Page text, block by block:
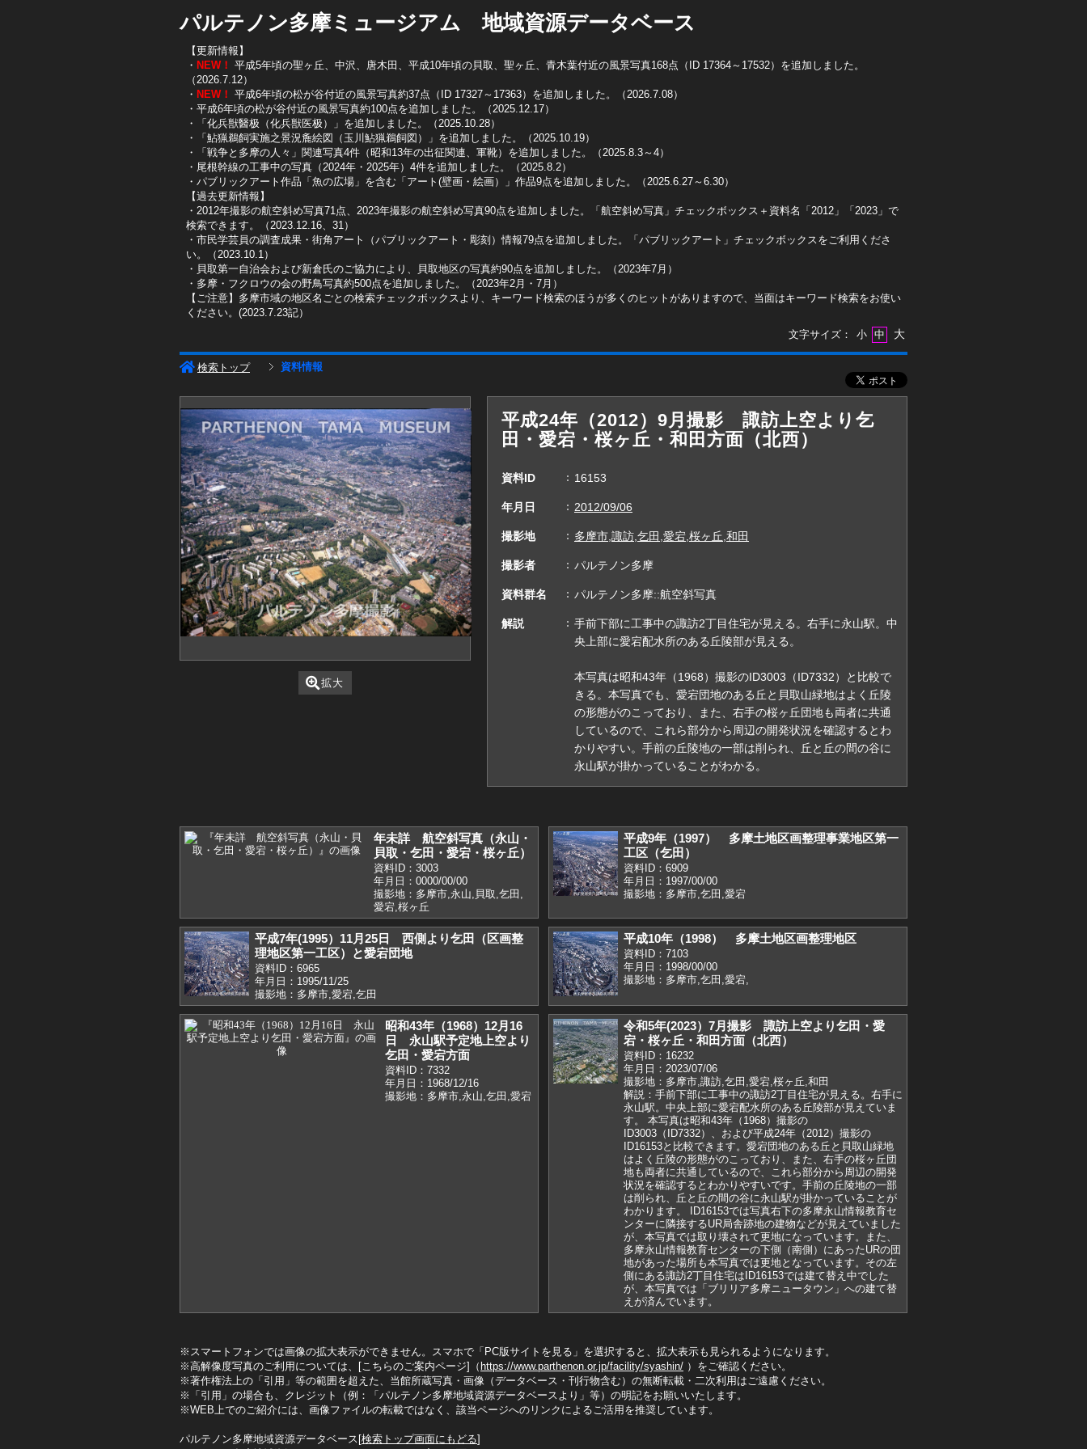
パルテノン多摩ミュージアム 地域資源データベース
【更新情報】
・ NEW！ 平成5年頃の聖ヶ丘、中沢、唐木田、平成10年頃の貝取、聖ヶ丘、青木葉付近の風景写真168点（ID 17364～17532）を追加しました。
（2026.7.12）
・ NEW！ 平成6年頃の松が谷付近の風景写真約37点（ID 17327～17363）を追加しました。（2026.7.08）
・平成6年頃の松が谷付近の風景写真約100点を追加しました。（2025.12.17）
・「化兵獣醫极（化兵獣医极）」を追加しました。（2025.10.28）
・「鮎猟鵜飼実施之景況麁絵図（玉川鮎猟鵜飼図）」を追加しました。（2025.10.19）
​・「戦争と多摩の人々」関連写真4件（昭和13年の出征関連、軍靴）を追加しました。（2025.8.3～4）
​・尾根幹線の工事中の写真（2024年・2025年）4件を追加しました。（2025.8.2）
​・パブリックアート作品「魚の広場」を含む「アート(壁画・絵画）」作品9点を追加しました。（2025.6.27～6.30）
【過去更新情報】
・2012年撮影の航空斜め写真71点、2023年撮影の航空斜め写真90点を追加しました。「航空斜め写真」チェックボックス＋資料名「2012」「2023」で
検索できます。（2023.12.16、31）
​・市民学芸員の調査成果・街角アート（パブリックアート・彫刻）情報79点を追加しました。「パブリックアート」チェックボックスをご利用くださ
い。（2023.10.1）
・貝取第一自治会および新倉氏のご協力により、貝取地区の写真約90点を追加しました。（2023年7月）
・多摩・フクロウの会の野鳥写真約500点を追加しました。（2023年2月・7月）
【ご注意】多摩市域の地区名ごとの検索チェックボックスより、キーワード検索のほうが多くのヒットがありますので、当面はキーワード検索をお使い
ください。(2023.7.23記）
文字サイズ：
小 中 大
検索トップ 資料情報
拡大
平成24年（2012）9月撮影 諏訪上空より乞
田・愛宕・桜ヶ丘・和田方面（北西）
資料ID 16153
年月日 2012/09/06
撮影地 多摩市,諏訪,乞田,愛宕,桜ヶ丘,和田
撮影者 パルテノン多摩
資料群名 パルテノン多摩::航空斜写真
解説
手前下部に工事中の諏訪2丁目住宅が見える。右手に永山駅。中
央上部に愛宕配水所のある丘陵部が見える。
本写真は昭和43年（1968）撮影のID3003（ID7332）と比較で
きる。本写真でも、愛宕団地のある丘と貝取山緑地はよく丘陵
の形態がのこっており、また、右手の桜ヶ丘団地も両者に共通
しているので、これら部分から周辺の開発状況を確認するとわ
かりやすい。手前の丘陵地の一部は削られ、丘と丘の間の谷に
永山駅が掛かっていることがわかる。
年未詳 航空斜写真（永山・
貝取・乞田・愛宕・桜ヶ丘）
資料ID：3003
年月日：0000/00/00
撮影地：多摩市,永山,貝取,乞田,
愛宕,桜ヶ丘
平成9年（1997） 多摩土地区画整理事業地区第一
工区（乞田）
資料ID：6909
年月日：1997/00/00
撮影地：多摩市,乞田,愛宕
平成7年(1995）11月25日 西側より乞田（区画整
理地区第一工区）と愛宕団地
資料ID：6965
年月日：1995/11/25
撮影地：多摩市,愛宕,乞田
平成10年（1998） 多摩土地区画整理地区
資料ID：7103
年月日：1998/00/00
撮影地：多摩市,乞田,愛宕,
昭和43年（1968）12月16
日 永山駅予定地上空より
乞田・愛宕方面
資料ID：7332
年月日：1968/12/16
撮影地：多摩市,永山,乞田,愛宕
令和5年(2023）7月撮影 諏訪上空より乞田・愛
宕・桜ヶ丘・和田方面（北西）
資料ID：16232
年月日：2023/07/06
撮影地：多摩市,諏訪,乞田,愛宕,桜ヶ丘,和田
解説：手前下部に工事中の諏訪2丁目住宅が見える。右手に
永山駅。中央上部に愛宕配水所のある丘陵部が見えていま
す。 本写真は昭和43年（1968）撮影の
ID3003（ID7332）、および平成24年（2012）撮影の
ID16153と比較できます。愛宕団地のある丘と貝取山緑地
はよく丘陵の形態がのこっており、また、右手の桜ヶ丘団
地も両者に共通しているので、これら部分から周辺の開発
状況を確認するとわかりやすいです。手前の丘陵地の一部
は削られ、丘と丘の間の谷に永山駅が掛かっていることが
わかります。 ID16153では写真右下の多摩永山情報教育セ
ンターに隣接するUR局舎跡地の建物などが見えていました
が、本写真では取り壊されて更地になっています。また、
多摩永山情報教育センターの下側（南側）にあったURの団
地があった場所も本写真では更地となっています。その左
側にある諏訪2丁目住宅はID16153では建て替え中でした
が、本写真では「ブリリア多摩ニュータウン」への建て替
えが済んでいます。
※スマートフォンでは画像の拡大表示ができません。スマホで「PC版サイトを見る」を選択すると、拡大表示も見られるようになります。
※高解像度写真のご利用については、[こちらのご案内ページ]（ https://www.parthenon.or.jp/facility/syashin/ ）をご確認ください。
※著作権法上の「引用」等の範囲を超えた、当館所蔵写真・画像（データベース・刊行物含む）の無断転載・二次利用はご遠慮ください。
※「引用」の場合も、クレジット（例：「パルテノン多摩地域資源データベースより」等）の明記をお願いいたします。
※WEB上でのご紹介には、画像ファイルの転載ではなく、該当ページへのリンクによるご活用を推奨しています。
パルテノン多摩地域資源データベース[検索トップ画面にもどる]